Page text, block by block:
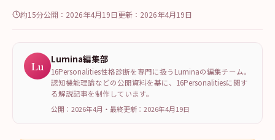
約15分公開： 2026年4月19日更新： 2026年4月19日
Lu Lumina編集部
16Personalities性格診断を専門に扱うLuminaの編集チーム。
認知機能理論などの公開資料を基に、16Personalitiesに関す
る解説記事を制作しています。
公開：2026年4月 ・ 最終更新： 2026年4月19日